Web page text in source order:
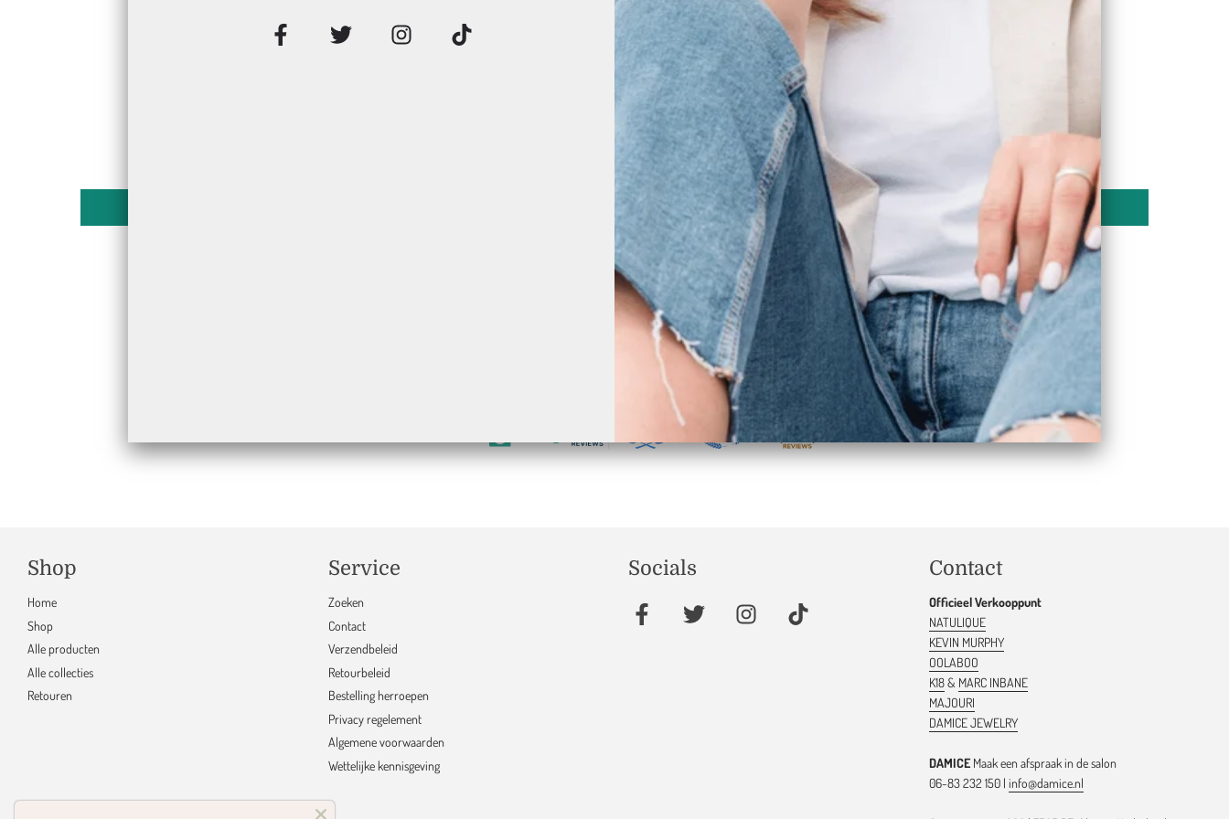
Klantbeoordelingen
Wees de eerste om een beoordeling te schrijven
Schrijf een beoordeling
17
Shop
Home
Shop
Alle producten
Alle collecties
Retouren
Service
Zoeken
Contact
Verzendbeleid
Retourbeleid
Bestelling herroepen
Privacy regelement
Algemene voorwaarden
Wettelijke kennisgeving
Socials Contact
Officieel Verkooppunt
NATULIQUE
KEVIN MURPHY
OOLABOO
K18& MARC INBANE
MAJOURI
DAMICE JEWELRY
DAMICEMaak een afspraak in de salon
06-83 232 150 | info@damice.nl